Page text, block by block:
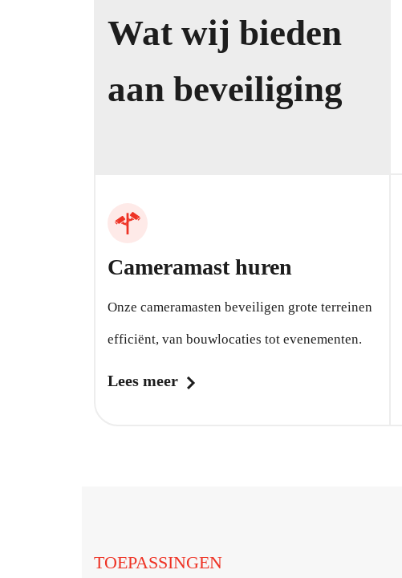
Wat wij bieden
aan beveiliging
Cameramast huren
Onze cameramasten beveiligen grote terreinen
efficiënt, van bouwlocaties tot evenementen.
Lees meer
TOEPASSINGEN